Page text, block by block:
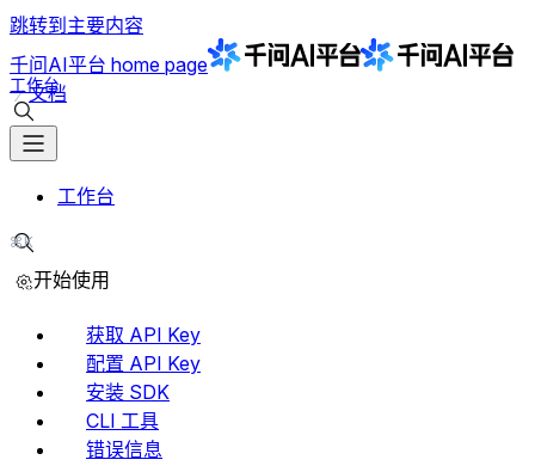
跳转到主要内容
千问AI平台 home page
文档
工作台
工作台
⌘K
开始使用
获取 API Key
配置 API Key
安装 SDK
CLI 工具
错误信息